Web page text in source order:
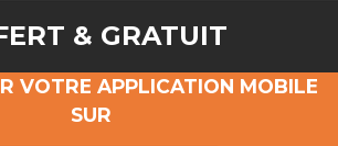
& GRATUIT
VOTRE APPLICATION MOBILE
SUR